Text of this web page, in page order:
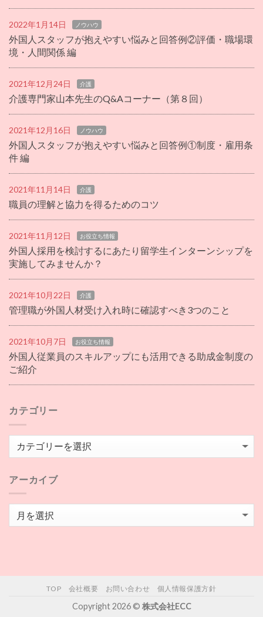
2022年1月14日 ノウハウ
外国人スタッフが抱えやすい悩みと回答例②評価・職場環
境・人間関係 編
2021年12月24日 介護
介護専門家山本先生のQ&Aコーナー（第８回）
2021年12月16日 ノウハウ
外国人スタッフが抱えやすい悩みと回答例①制度・雇用条
件 編
2021年11月14日 介護
職員の理解と協力を得るためのコツ
2021年11月12日 お役立ち情報
外国人採用を検討するにあたり留学生インターンシップを
実施してみませんか？
2021年10月22日 介護
管理職が外国人材受け入れ時に確認すべき3つのこと
2021年10月7日 お役立ち情報
外国人従業員のスキルアップにも活用できる助成金制度の
ご紹介
カテゴリー
テ
リ
ー
アーカイブ
ー
TOP 会社概要 お問い合わせ 個人情報保護方針
Copyright 2026 © 株式会社ECC